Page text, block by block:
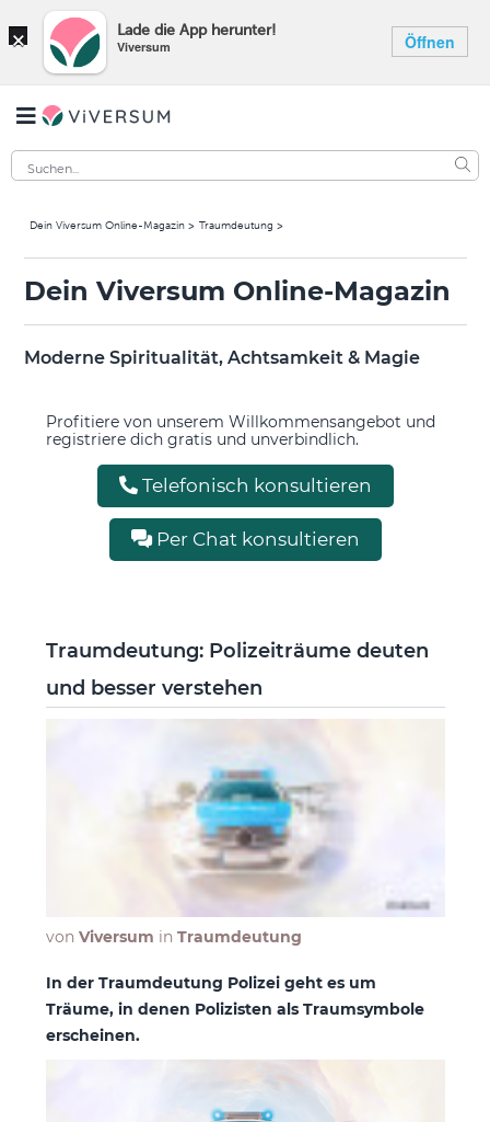
× Lade die App herunter!
Viversum Öffnen
Dein Viversum Online-Magazin Traumdeutung
Dein Viversum Online-Magazin
Moderne Spiritualität, Achtsamkeit & Magie
Profitiere von unserem Willkommensangebot und
registriere dich gratis und unverbindlich.
Telefonisch konsultieren
Per Chat konsultieren
Traumdeutung: Polizeiträume deuten
und besser verstehen
von Viversum in Traumdeutung
In der Traumdeutung Polizei geht es um
Träume, in denen Polizisten als Traumsymbole
erscheinen.